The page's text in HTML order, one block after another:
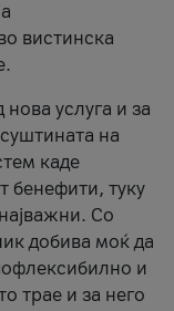
вистинска
услуга и за
на
каде
бенефити, туку
Со
добива моќ да
и
трае и за него